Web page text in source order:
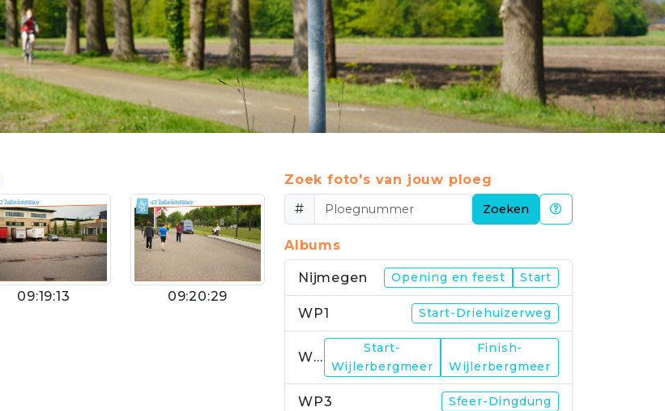
09:19:13 09:20:29
Zoek foto's van jouw ploeg
#
Zoeken
Albums
Nijmegen Opening en feest Start
WP1 Start-Driehuizerweg
WP2
Start-
Wijlerbergmeer
Finish-
Wijlerbergmeer
WP3 Sfeer-Dingdung